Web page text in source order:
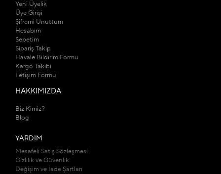
Yeni Üyelik
Üye Girişi
Şifremi Unuttum
Hesabım
Sepetim
Sipariş Takip
Havale Bildirim Formu
Kargo Takibi
İletişim Formu
HAKKIMIZDA
Biz Kimiz?
Blog
YARDIM
Mesafeli Satış Sözleşmesi
Gizlilik ve Güvenlik
Değişim ve İade Şartları